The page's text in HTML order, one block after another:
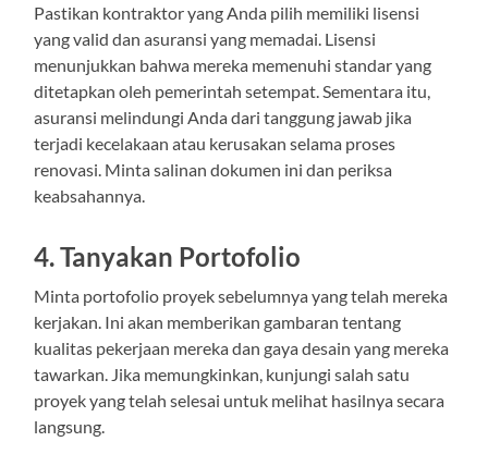
Pastikan kontraktor yang Anda pilih memiliki lisensi
yang valid dan asuransi yang memadai. Lisensi
menunjukkan bahwa mereka memenuhi standar yang
ditetapkan oleh pemerintah setempat. Sementara itu,
asuransi melindungi Anda dari tanggung jawab jika
terjadi kecelakaan atau kerusakan selama proses
renovasi. Minta salinan dokumen ini dan periksa
keabsahannya.
4. Tanyakan Portofolio
Minta portofolio proyek sebelumnya yang telah mereka
kerjakan. Ini akan memberikan gambaran tentang
kualitas pekerjaan mereka dan gaya desain yang mereka
tawarkan. Jika memungkinkan, kunjungi salah satu
proyek yang telah selesai untuk melihat hasilnya secara
langsung.